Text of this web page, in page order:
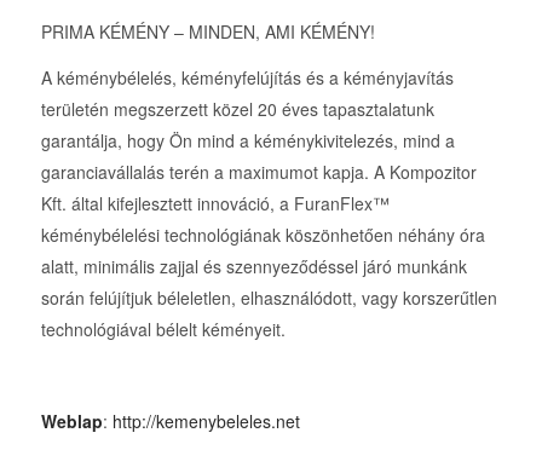
PRIMA KÉMÉNY – MINDEN, AMI KÉMÉNY!
A kéménybélelés, kéményfelújítás és a kéményjavítás
területén megszerzett közel 20 éves tapasztalatunk
garantálja, hogy Ön mind a kéménykivitelezés, mind a
garanciavállalás terén a maximumot kapja. A Kompozitor
Kft. által kifejlesztett innováció, a FuranFlex™
kéménybélelési technológiának köszönhetően néhány óra
alatt, minimális zajjal és szennyeződéssel járó munkánk
során felújítjuk béleletlen, elhasználódott, vagy korszerűtlen
technológiával bélelt kéményeit.
Weblap: http://kemenybeleles.net